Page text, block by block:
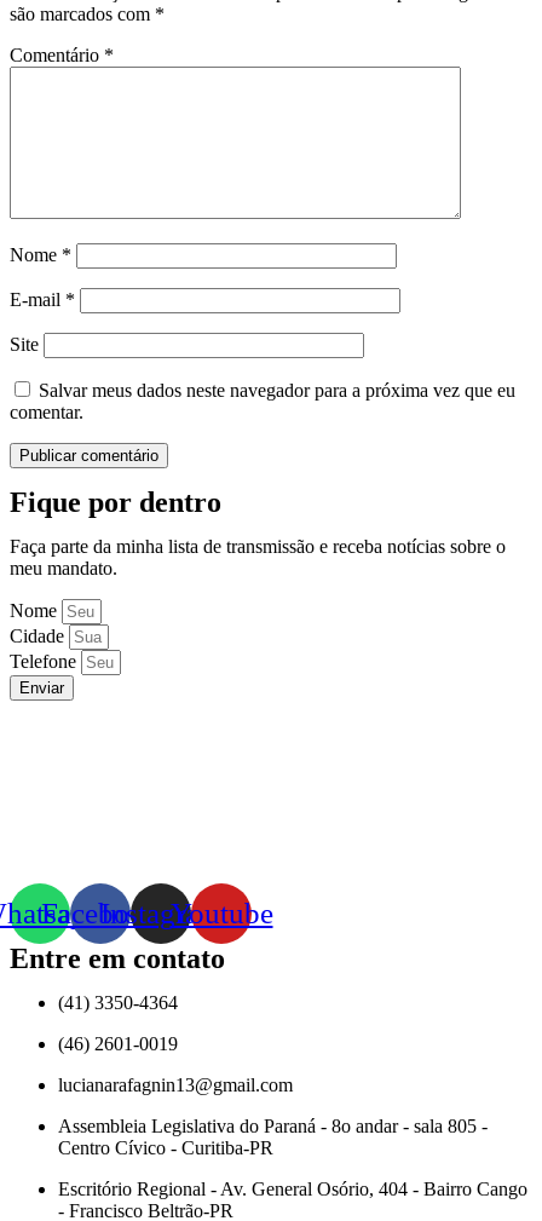
são marcados com *
Comentário *
Nome *
E-mail *
Site
Salvar meus dados neste navegador para a próxima vez que eu
comentar.
Fique por dentro
Faça parte da minha lista de transmissão e receba notícias sobre o
meu mandato.
Nome
Cidade
Telefone
Enviar
FacebookInstagramYoutube
Entre em contato
(41) 3350-4364
(46) 2601-0019
lucianarafagnin13@gmail.com
Assembleia Legislativa do Paraná - 8o andar - sala 805 -
Centro Cívico - Curitiba-PR
Escritório Regional - Av. General Osório, 404 - Bairro Cango
- Francisco Beltrão-PR